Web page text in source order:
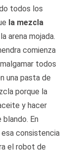
todos los
la mezcla
arena mojada.
comienza
todos
una pasta de
porque la
y hacer
En
consistencia
el robot de